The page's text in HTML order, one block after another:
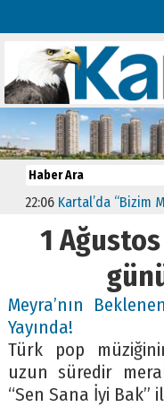
22:06 Kartal’da “Bizim
1
Meyra’nın
Yayında!
Türk pop
uzun süredir
“Sen Sana İyi Bak”